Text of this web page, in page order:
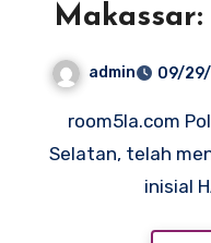
Polisi
Orang
admin 09/
room5la.com Polisi di Makassar, Sulawesi
Selatan, telah
inisial